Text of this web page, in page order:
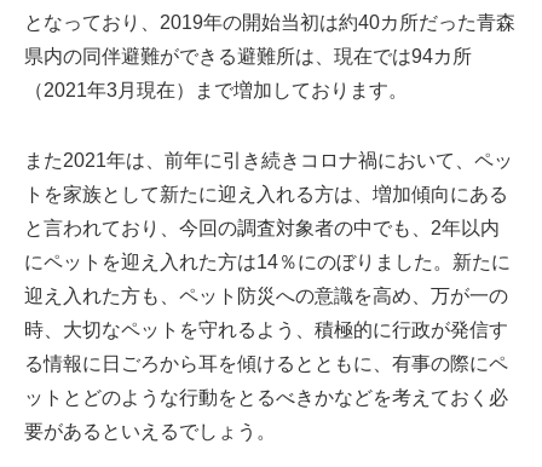
となっており、2019年の開始当初は約40カ所だった青森
県内の同伴避難ができる避難所は、現在では94カ所
（2021年3月現在）まで増加しております。
また2021年は、前年に引き続きコロナ禍において、ペッ
トを家族として新たに迎え入れる方は、増加傾向にある
と言われており、今回の調査対象者の中でも、2年以内
にペットを迎え入れた方は14％にのぼりました。新たに
迎え入れた方も、ペット防災への意識を高め、万が一の
時、大切なペットを守れるよう、積極的に行政が発信す
る情報に日ごろから耳を傾けるとともに、有事の際にペ
ットとどのような行動をとるべきかなどを考えておく必
要があるといえるでしょう。